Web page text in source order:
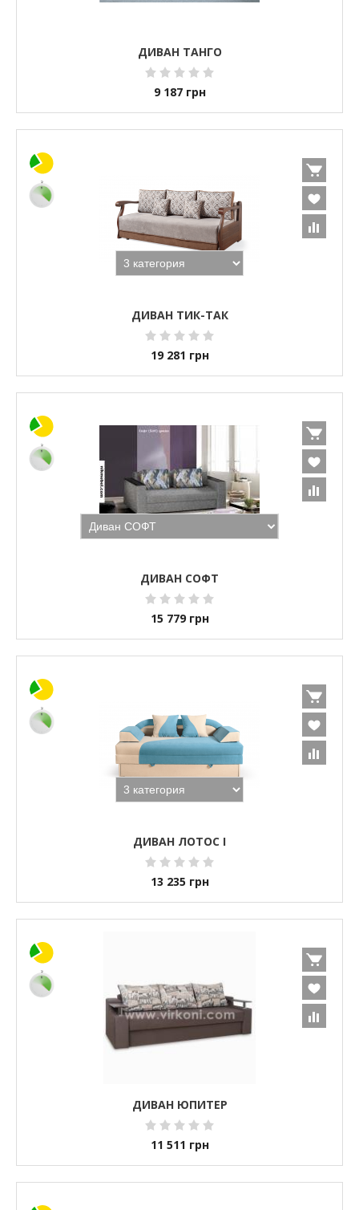
ДИВАН ТАНГО
9 187 грн
ДИВАН ТИК-ТАК
19 281 грн
ДИВАН СОФТ
15 779 грн
ДИВАН ЛОТОС I
13 235 грн
ДИВАН ЮПИТЕР
11 511 грн